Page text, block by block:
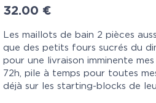
32.00 €
Les maillots de bain 2 pièces
que des petits fours sucrés du
pour une livraison imminente
72h, pile à temps pour toutes
déjà sur les starting-blocks de